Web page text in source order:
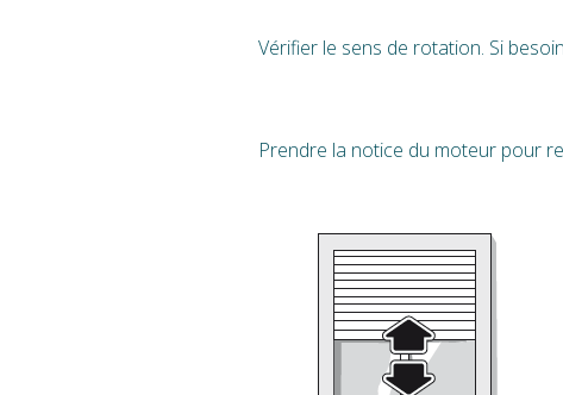
Vérifier le sens de rotation. Si
Prendre la notice du moteur pour